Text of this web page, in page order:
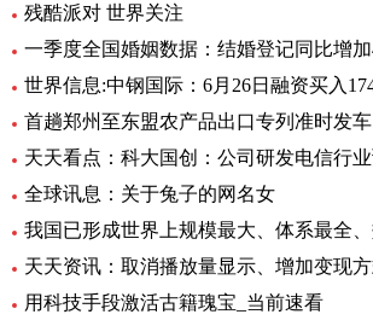
残酷派对 世界关注
首趟郑州至东盟农产品出口专列准时发车
全球讯息：关于兔子的网名女
用科技手段激活古籍瑰宝_当前速看